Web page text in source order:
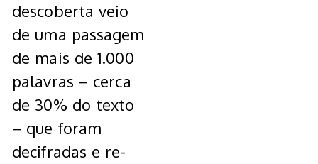
descoberta veio
de uma passagem
de mais de 1.000
palavras – cerca
de 30% do texto
– que foram
decifradas e re-